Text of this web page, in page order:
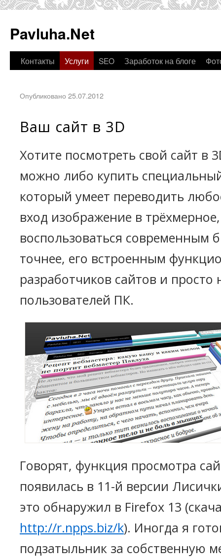
Pavluha.Net
Контакты Услуги SEO Заработок на блоге
Опубликовано 25.07.2012
Ваш сайт в 3D
Хотите посмотреть свой сайт в
можно либо купить
который умеет переводить
вход изображение в
воспользоваться современным
точнее, его встроенным
разработчиков сайтов и
пользователей ПК.
Говорят, функция просмотра
появилась в 11-й версии
это обнаружил в Firefox 13
http://r.npps.biz/k). Иногда я
подзатыльник за собственную